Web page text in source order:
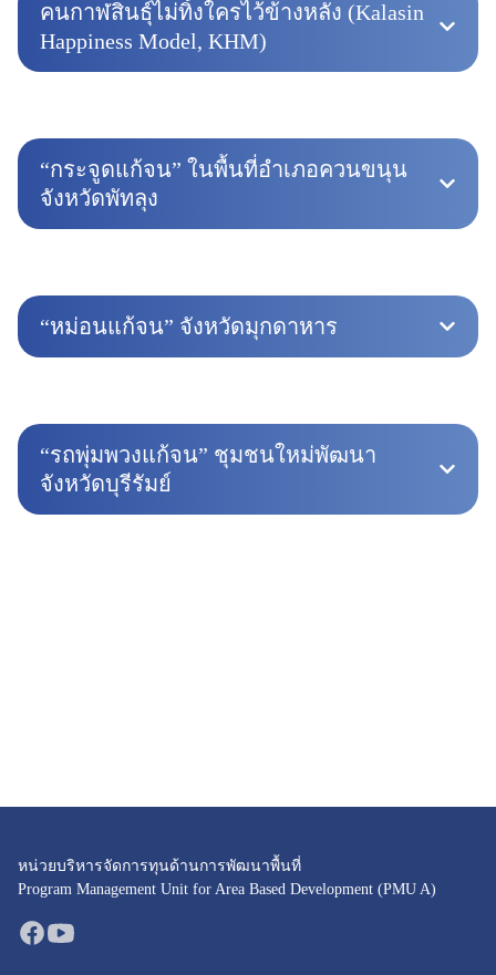
คนกาฬสินธุ์ไม่ทิ้งใครไว้ข้างหลัง (Kalasin
Happiness Model, KHM)
“กระจูดแก้จน” ในพื้นที่อำเภอควนขนุน
จังหวัดพัทลุง
“หม่อนแก้จน” จังหวัดมุกดาหาร
“รถพุ่มพวงแก้จน” ชุมชนใหม่พัฒนา
จังหวัดบุรีรัมย์
หน่วยบริหารจัดการทุนด้านการพัฒนาพื้นที่
Program Management Unit for Area Based Development (PMU A)